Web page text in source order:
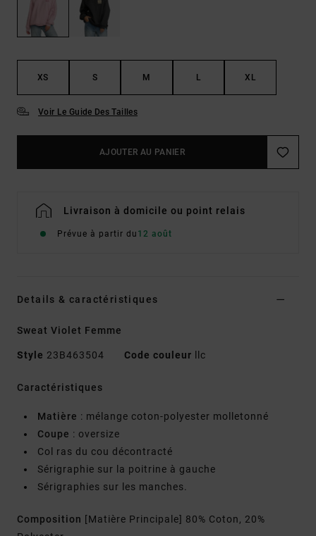
XS S M L XL
Voir Le Guide Des Tailles
AJOUTER AU PANIER
Livraison à domicile ou point relais
Prévue à partir du 12 août
Details & caractéristiques
Sweat Violet Femme
Style 23B463504 Code couleur llc
Caractéristiques
Matière : mélange coton-polyester molletonné
Coupe : oversize
Col ras du cou décontracté
Sérigraphie sur la poitrine à gauche
Sérigraphies sur les manches.
Composition [Matière Principale] 80% Coton, 20%